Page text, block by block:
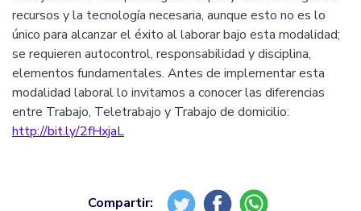
recursos y la tecnología necesaria, aunque esto no es lo
único para alcanzar el éxito al laborar bajo esta modalidad;
se requieren autocontrol, responsabilidad y disciplina,
elementos fundamentales. Antes de implementar esta
modalidad laboral lo invitamos a conocer las diferencias
entre Trabajo, Teletrabajo y Trabajo de domicilio:
http://bit.ly/2fHxjaL